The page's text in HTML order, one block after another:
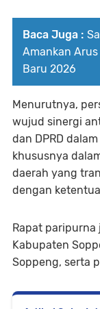
Baca Juga :
Amankan
Baru 2026
Menurutnya,
wujud sinergi
dan DPRD
khususnya
daerah yang
dengan
Rapat paripurna
Kabupaten
Soppeng, serta